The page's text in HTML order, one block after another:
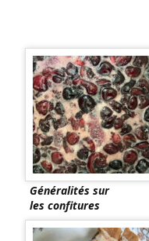
Généralités sur
les confitures